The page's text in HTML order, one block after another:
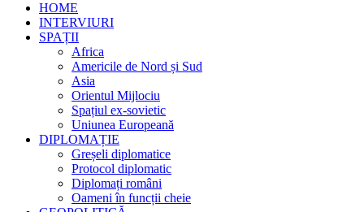
HOME
INTERVIURI
SPAȚII
Africa
Americile de Nord și Sud
Asia
Orientul Mijlociu
Spațiul ex-sovietic
Uniunea Europeană
DIPLOMAȚIE
Greșeli diplomatice
Protocol diplomatic
Diplomați români
Oameni în funcții cheie